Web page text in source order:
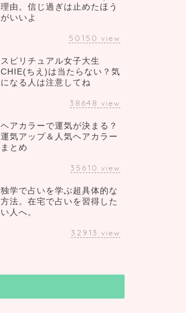
理由。信じ過ぎは止めたほう
がいいよ
50150 view
スピリチュアル女子大生
CHIE(ちえ)は当たらない？気
になる人は注意してね
38648 view
ヘアカラーで運気が決まる？
運気アップ＆人気ヘアカラー
まとめ
35610 view
独学で占いを学ぶ超具体的な
方法。在宅で占いを習得した
い人へ。
32913 view